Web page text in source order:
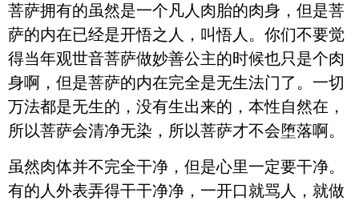
菩萨拥有的虽然是一个凡人肉胎的肉身，但是菩
萨的内在已经是开悟之人，叫悟人。你们不要觉
得当年观世音菩萨做妙善公主的时候也只是个肉
身啊，但是菩萨的内在完全是无生法门了。一切
万法都是无生的，没有生出来的，本性自然在，
所以菩萨会清净无染，所以菩萨才不会堕落啊。
虽然肉体并不完全干净，但是心里一定要干净。
有的人外表弄得干干净净，一开口就骂人，就做